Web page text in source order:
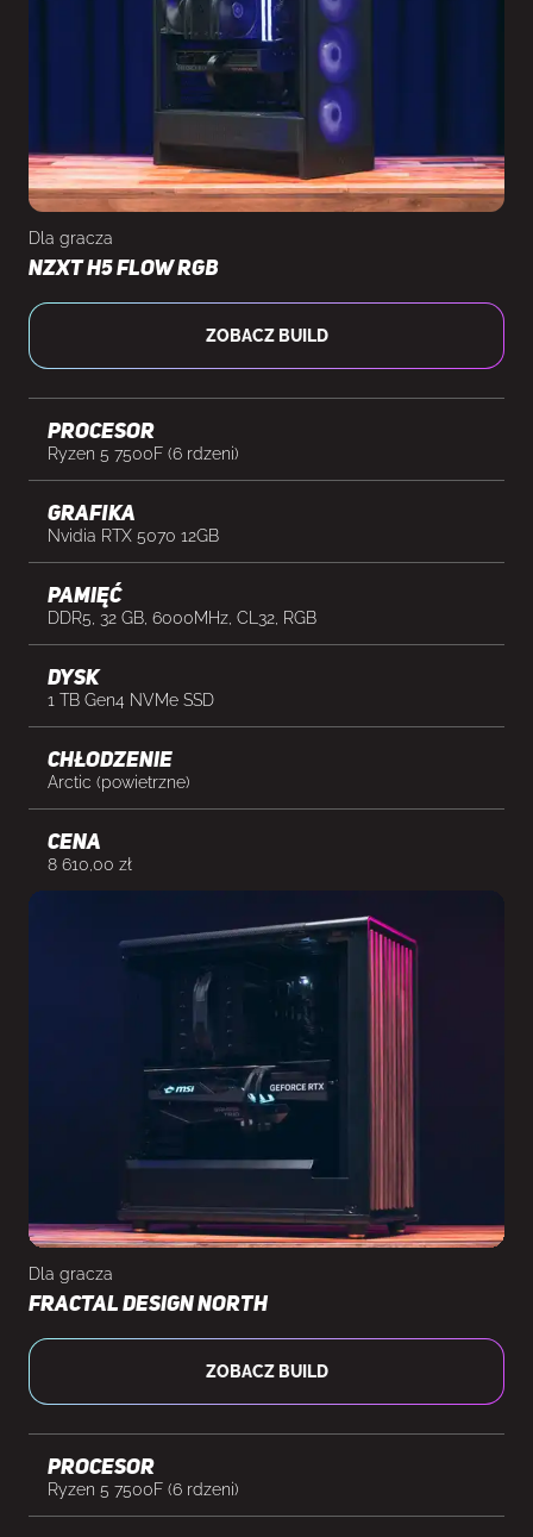
Dla gracza
NZXT H5 Flow RGB
ZOBACZ BUILD
Procesor
Ryzen 5 7500F (6 rdzeni)
Grafika
Nvidia RTX 5070 12GB
Pamięć
DDR5, 32 GB, 6000MHz, CL32, RGB
Dysk
1 TB Gen4 NVMe SSD
Chłodzenie
Arctic (powietrzne)
cena
8 610,00 zł
Dla gracza
Fractal Design North
ZOBACZ BUILD
Procesor
Ryzen 5 7500F (6 rdzeni)